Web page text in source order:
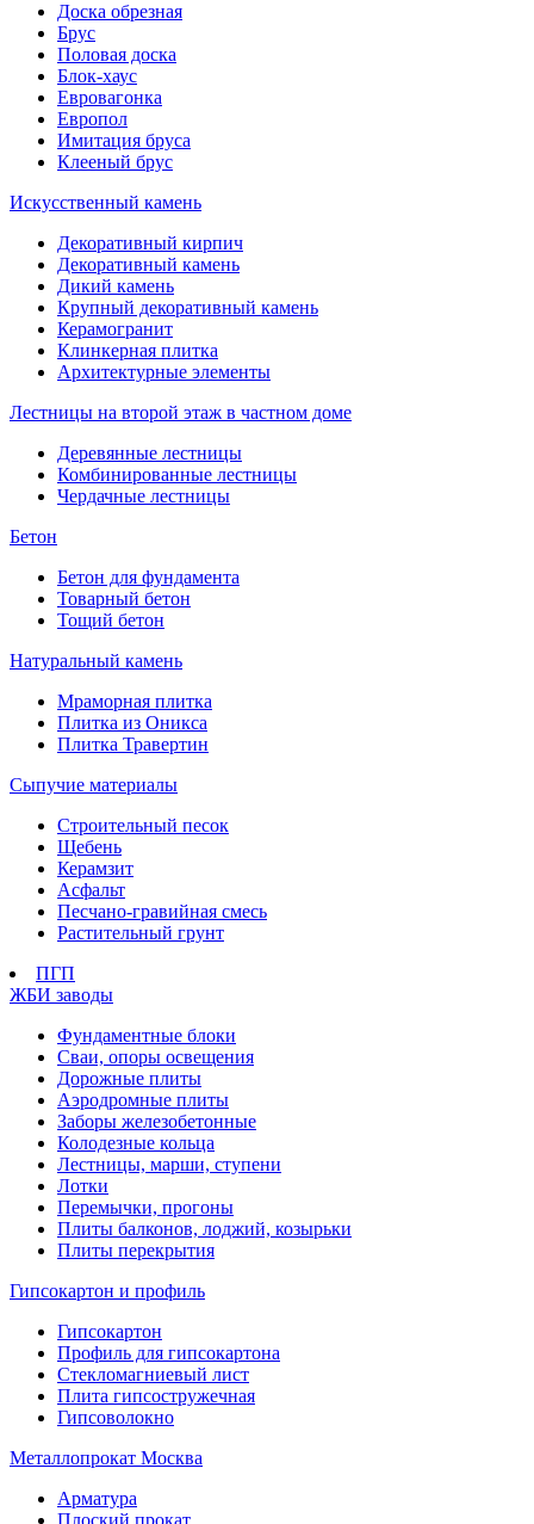
Доска обрезная
Брус
Половая доска
Блок-хаус
Евровагонка
Европол
Имитация бруса
Клееный брус
Искусственный камень
Декоративный кирпич
Декоративный камень
Дикий камень
Крупный декоративный камень
Керамогранит
Клинкерная плитка
Архитектурные элементы
Лестницы на второй этаж в частном доме
Деревянные лестницы
Комбинированные лестницы
Чердачные лестницы
Бетон
Бетон для фундамента
Товарный бетон
Тощий бетон
Натуральный камень
Мраморная плитка
Плитка из Оникса
Плитка Травертин
Сыпучие материалы
Строительный песок
Щебень
Керамзит
Асфальт
Песчано-гравийная смесь
Растительный грунт
ПГП
ЖБИ заводы
Фундаментные блоки
Сваи, опоры освещения
Дорожные плиты
Аэродромные плиты
Заборы железобетонные
Колодезные кольца
Лестницы, марши, ступени
Лотки
Перемычки, прогоны
Плиты балконов, лоджий, козырьки
Плиты перекрытия
Гипсокартон и профиль
Гипсокартон
Профиль для гипсокартона
Стекломагниевый лист
Плита гипсостружечная
Гипсоволокно
Металлопрокат Москва
Арматура